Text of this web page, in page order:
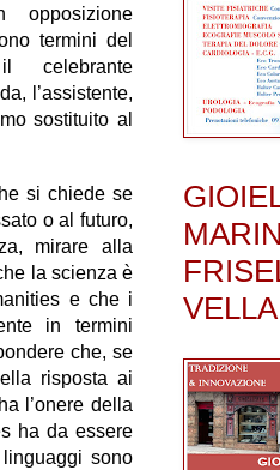
termini del
celebrante
l’assistente,
sostituito al
si chiede se
o al futuro,
mirare alla
la scienza è
e che i
in termini
che, se
risposta ai
l’onere della
ha da essere
sono
VELLA